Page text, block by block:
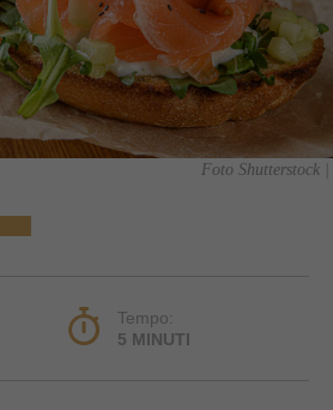
Foto Shutterstock |
Tempo:
5 MINUTI